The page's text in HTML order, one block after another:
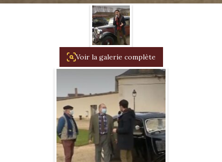
Evolution 11 –
1945/1952
Evolution 11 –
La 15/6 G –
1938/1947
La 15/6 D –
1947/1955
La 15/6 H –
1954/1956
Voir la galerie complète